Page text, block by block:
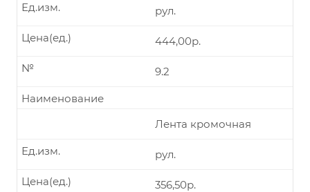
рул.
Ед.изм.
444,00р.
Цена(ед.)
9.2
№
Наименование
Лента кромочная
рул.
Ед.изм.
356,50р.
Цена(ед.)